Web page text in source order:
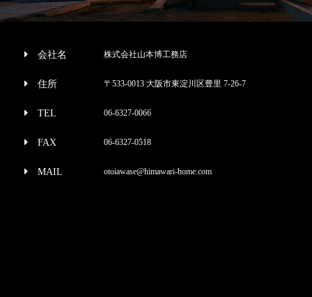
会社名 株式会社山本博工務店
住所 〒533-0013 大阪市東淀川区豊里 7-26-7
TEL 06-6327-0066
FAX 06-6327-0518
MAIL otoiawase@himawari-home.com